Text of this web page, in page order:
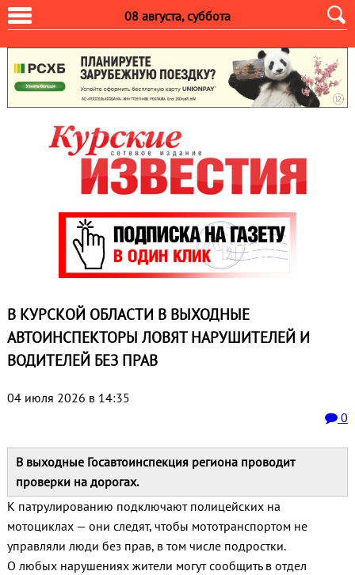
08 августа, суббота
В КУРСКОЙ ОБЛАСТИ В ВЫХОДНЫЕ
АВТОИНСПЕКТОРЫ ЛОВЯТ НАРУШИТЕЛЕЙ И
ВОДИТЕЛЕЙ БЕЗ ПРАВ
04 июля 2026 в 14:35
0
В выходные Госавтоинспекция региона проводит
проверки на дорогах.
К патрулированию подключают полицейских на
мотоциклах — они следят, чтобы мототранспортом не
управляли люди без прав, в том числе подростки.
О любых нарушениях жители могут сообщить в отдел